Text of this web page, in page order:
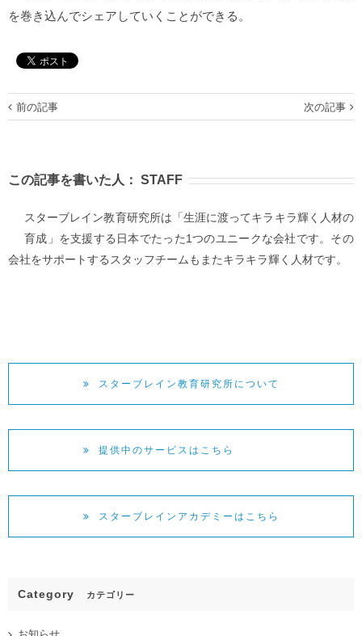
を巻き込んでシェアしていくことができる。
前の記事 次の記事
この記事を書いた人： STAFF
スターブレイン教育研究所は「生涯に渡ってキラキラ輝く人材の
育成」を支援する日本でたった1つのユニークな会社です。その
会社をサポートするスタッフチームもまたキラキラ輝く人材です。
スターブレイン教育研究所について
提供中のサービスはこちら
スターブレインアカデミーはこちら
Category カテゴリー